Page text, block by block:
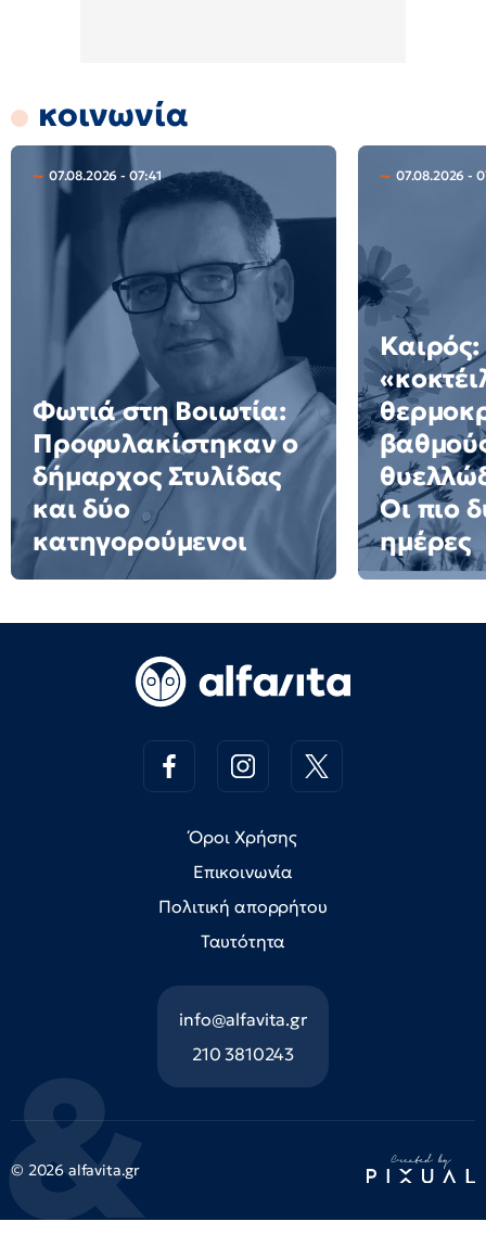
κοινωνία
07.08.2026 - 07:41
Φωτιά στη Βοιωτία:
Προφυλακίστηκαν ο
δήμαρχος Στυλίδας
και δύο
κατηγορούμενοι
07.08.2026 -
Καιρός:
Οι πιο
ημέρες
Όροι Χρήσης
Επικοινωνία
Πολιτική απορρήτου
Ταυτότητα
info@alfavita.gr
210 3810243
© 2026 alfavita.gr